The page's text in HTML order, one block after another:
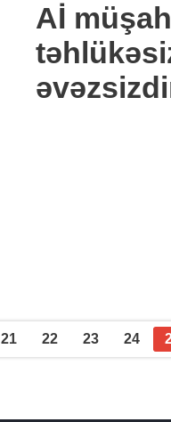
Aİ
21 22 23 24